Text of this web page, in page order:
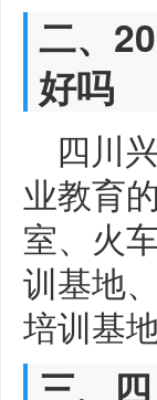
二、
好吗
四川
业教育
室、火
训基地
培训基
三、